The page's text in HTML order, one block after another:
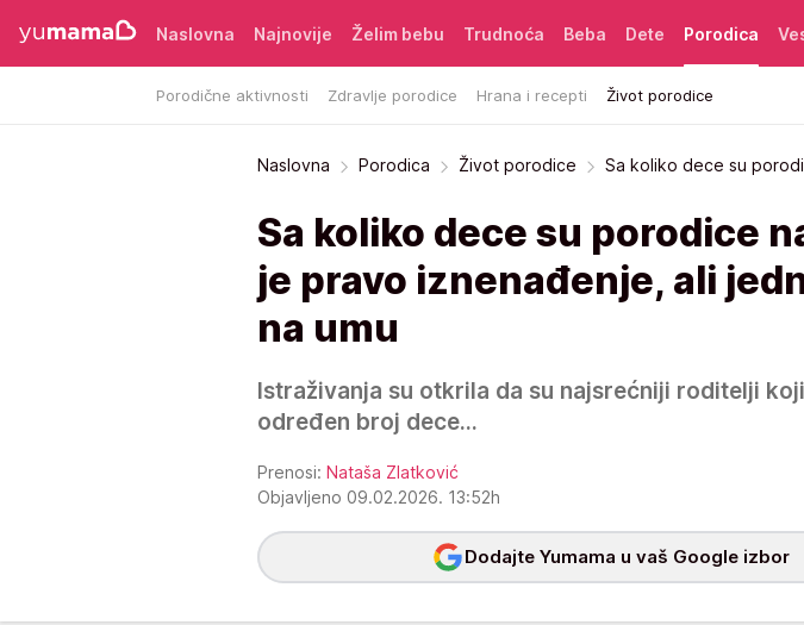
Naslovna Najnovije Želim bebu Trudnoća Beba Dete Porodica
Porodične aktivnosti Zdravlje porodice Hrana i recepti Život porodice
Naslovna Porodica Život porodice Sa koliko dece su
Sa koliko dece su porodice
je pravo iznenađenje, ali
na umu
Istraživanja su otkrila da su najsrećniji roditelji
određen broj dece...
Prenosi: Nataša Zlatković
Objavljeno 09.02.2026. 13:52h
Dodajte Yumama u vaš Google izbor